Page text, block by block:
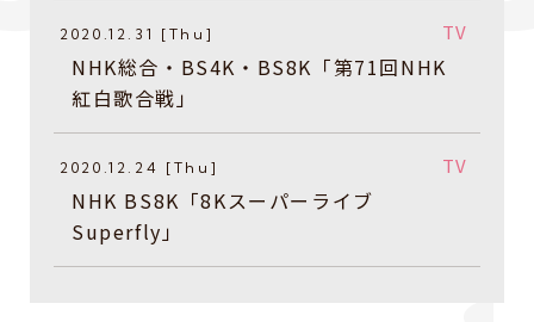
2020.12.31 [Thu] TV
​NHK総合・BS4K・BS8K「第71回NHK
紅白歌合戦」
2020.12.24 [Thu] TV
​​​NHK BS8K「8Kスーパーライブ
Superfly」